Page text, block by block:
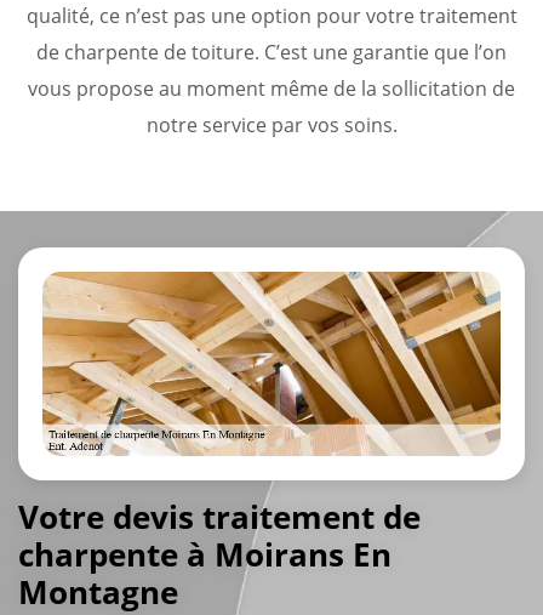
qualité, ce n’est pas une option pour votre traitement
de charpente de toiture. C’est une garantie que l’on
vous propose au moment même de la sollicitation de
notre service par vos soins.
Votre devis traitement de
charpente à Moirans En
Montagne